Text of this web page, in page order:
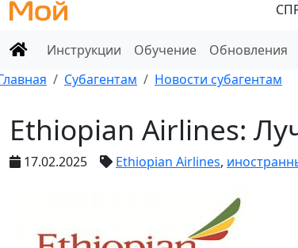
Инструкции
Обучение Обновления
Субагентам Новости субагентам
Ethiopian Airlines:
17.02.2025 Ethiopian Airlines,